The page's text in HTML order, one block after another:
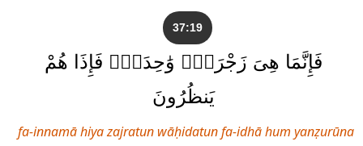
37:19
فَإِنَّمَا هِىَ زَجْرَةٌۭ وَٰحِدَةٌۭ فَإِذَا هُمْ
يَنظُرُونَ
fa-innamā hiya zajratun wāḥidatun fa-idhā hum yanẓurūna